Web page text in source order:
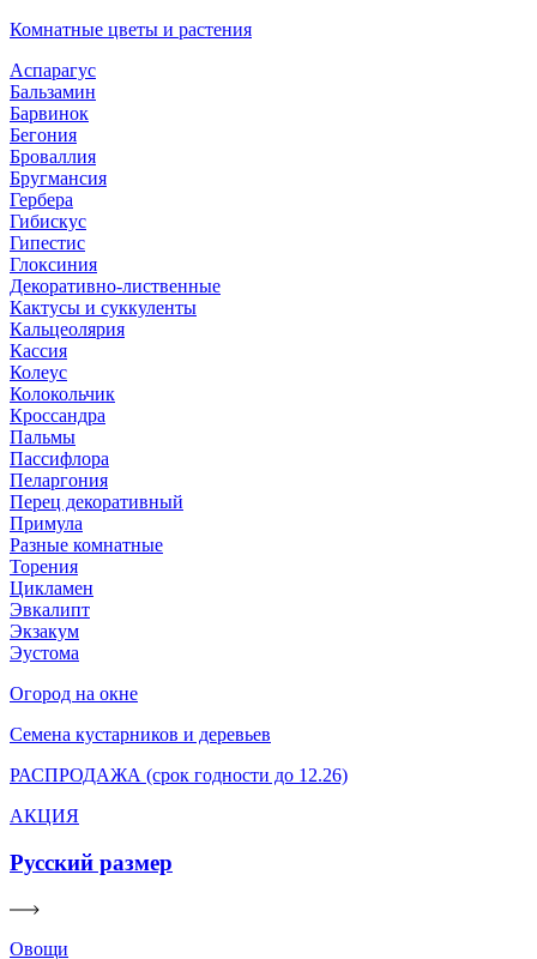
Комнатные цветы и растения
Аспарагус
Бальзамин
Барвинок
Бегония
Броваллия
Бругмансия
Гербера
Гибискус
Гипестис
Глоксиния
Декоративно-лиственные
Кактусы и суккуленты
Кальцеолярия
Кассия
Колеус
Колокольчик
Кроссандра
Пальмы
Пассифлора
Пеларгония
Перец декоративный
Примула
Разные комнатные
Торения
Цикламен
Эвкалипт
Экзакум
Эустома
Огород на окне
Семена кустарников и деревьев
РАСПРОДАЖА (срок годности до 12.26)
АКЦИЯ
Русский размер
Овощи